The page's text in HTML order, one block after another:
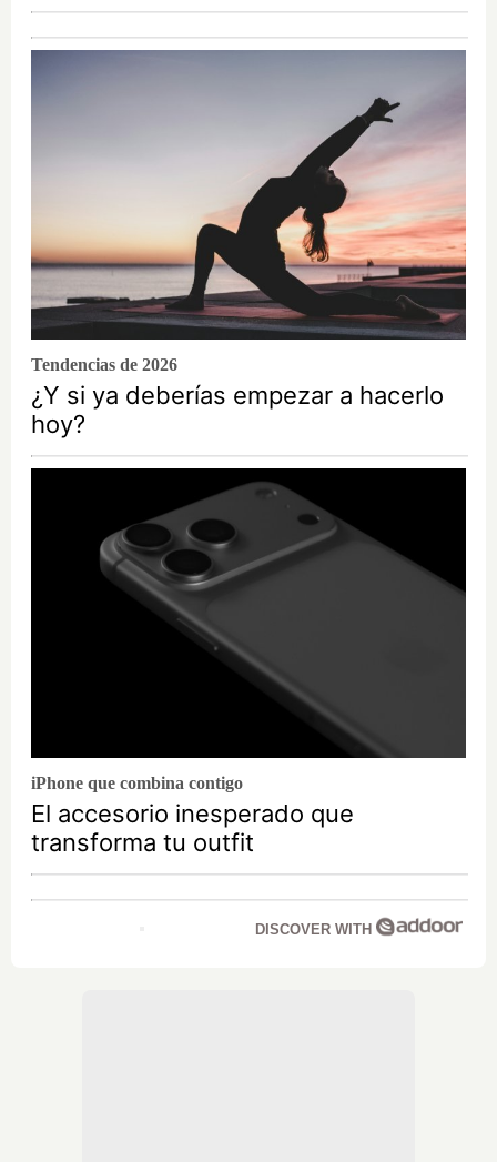
Tendencias de 2026
¿Y si ya deberías empezar a hacerlo
hoy?
iPhone que combina contigo
El accesorio inesperado que
transforma tu outfit
DISCOVER WITH